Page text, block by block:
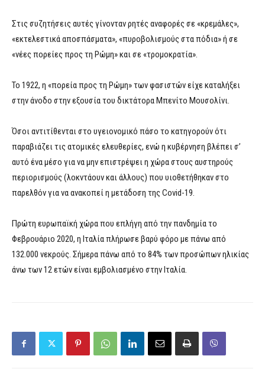
Στις συζητήσεις αυτές γίνονταν ρητές αναφορές σε «κρεμάλες»,
«εκτελεστικά αποσπάσματα», «πυροβολισμούς στα πόδια» ή σε
«νέες πορείες προς τη Ρώμη» και σε «τρομοκρατία».
Το 1922, η «πορεία προς τη Ρώμη» των φασιστών είχε καταλήξει
στην άνοδο στην εξουσία του δικτάτορα Μπενίτο Μουσολίνι.
Όσοι αντιτίθενται στο υγειονομικό πάσο το κατηγορούν ότι
παραβιάζει τις ατομικές ελευθερίες, ενώ η κυβέρνηση βλέπει σ’
αυτό ένα μέσο για να μην επιστρέψει η χώρα στους αυστηρούς
περιορισμούς (λοκντάουν και άλλους) που υιοθετήθηκαν στο
παρελθόν για να ανακοπεί η μετάδοση της Covid-19.
Πρώτη ευρωπαϊκή χώρα που επλήγη από την πανδημία το
Φεβρουάριο 2020, η Ιταλία πλήρωσε βαρύ φόρο με πάνω από
132.000 νεκρούς. Σήμερα πάνω από το 84% των προσώπων ηλικίας
άνω των 12 ετών είναι εμβολιασμένο στην Ιταλία.